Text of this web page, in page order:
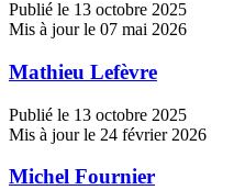
Publié le 13 octobre 2025
Mis à jour le 07 mai 2026
Mathieu Lefèvre
Publié le 13 octobre 2025
Mis à jour le 24 février 2026
Michel Fournier